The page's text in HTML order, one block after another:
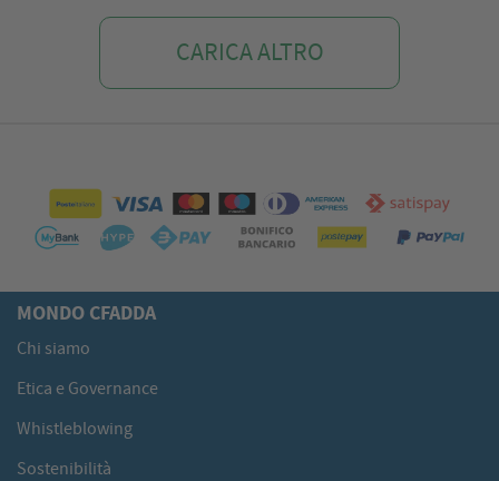
CARICA ALTRO
MONDO CFADDA
Chi siamo
Etica e Governance
Whistleblowing
Sostenibilità